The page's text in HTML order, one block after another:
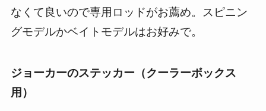
なくて良いので専用ロッドがお薦め。スピニン
グモデルかベイトモデルはお好みで。
ジョーカーのステッカー（クーラーボックス
用）